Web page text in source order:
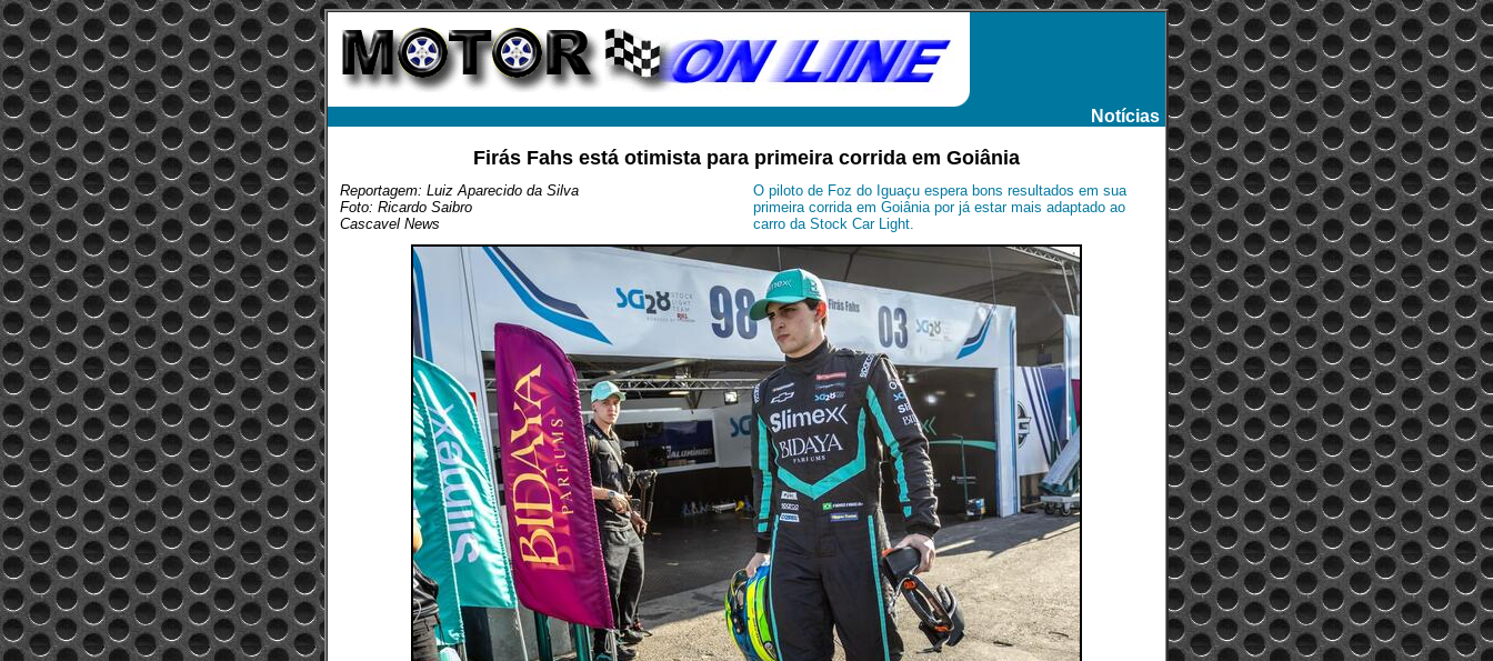
Notícias
Firás Fahs está otimista para primeira corrida em Goiânia
Reportagem: Luiz Aparecido da Silva
Foto: Ricardo Saibro
Cascavel News
O piloto de Foz do Iguaçu espera bons resultados em sua
primeira corrida em Goiânia por já estar mais adaptado ao
carro da Stock Car Light.